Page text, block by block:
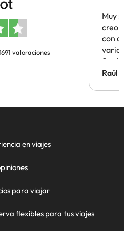
valoraciones
Muy
creo
con
Hotel
Raúl
en viajes
para viajar
flexibles para tus viajes